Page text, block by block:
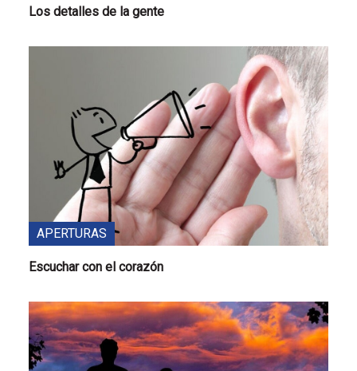
Los detalles de la gente
APERTURAS
Escuchar con el corazón